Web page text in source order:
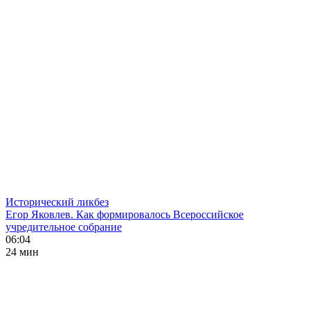
Исторический ликбез
Егор Яковлев. Как формировалось Всероссийское
учредительное собрание
06:04
24 мин